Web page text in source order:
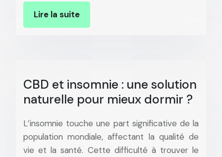
Lire la suite
CBD et insomnie : une solution
naturelle pour mieux dormir ?
L’insomnie touche une part significative de la
population mondiale, affectant la qualité de
vie et la santé. Cette difficulté à trouver le